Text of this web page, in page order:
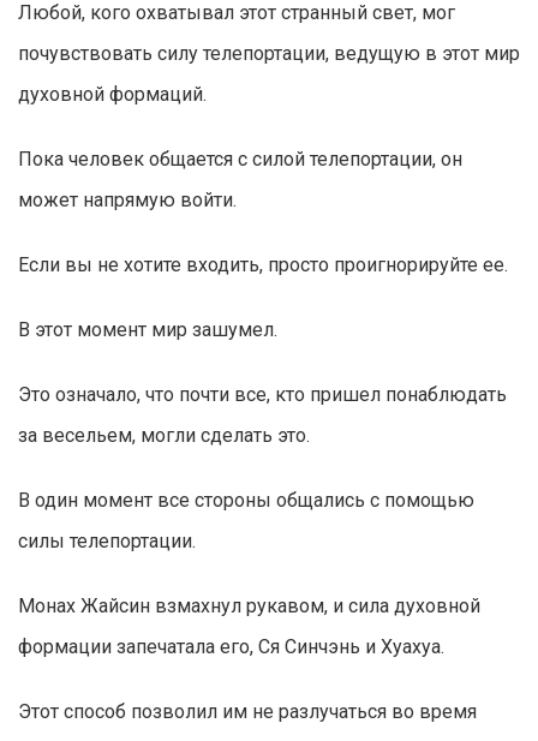
Любой, кого охватывал этот странный свет, мог
почувствовать силу телепортации, ведущую в этот мир
духовной формаций.
Пока человек общается с силой телепортации, он
может напрямую войти.
Если вы не хотите входить, просто проигнорируйте ее.
В этот момент мир зашумел.
Это означало, что почти все, кто пришел понаблюдать
за весельем, могли сделать это.
В один момент все стороны общались с помощью
силы телепортации.
Монах Жайсин взмахнул рукавом, и сила духовной
формации запечатала его, Ся Синчэнь и Хуахуа.
Этот способ позволил им не разлучаться во время